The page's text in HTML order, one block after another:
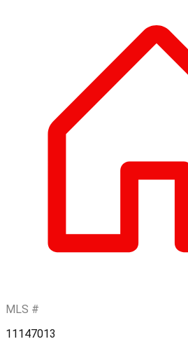
MLS #
11147013